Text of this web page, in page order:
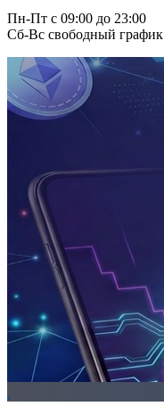
Пн-Пт с 09:00 до 23:00
Сб-Вс свободный график
.